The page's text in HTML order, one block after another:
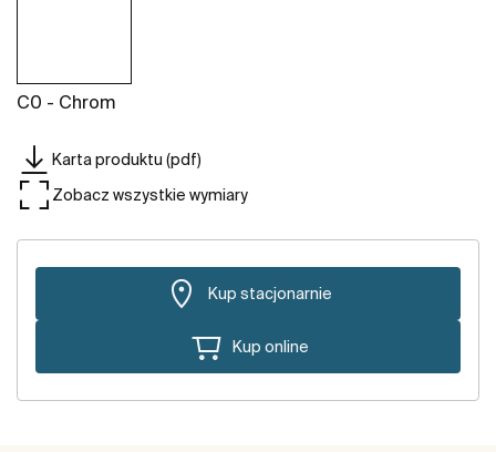
C0 - Chrom
Karta produktu (pdf)
Zobacz wszystkie wymiary
Kup stacjonarnie
Kup online